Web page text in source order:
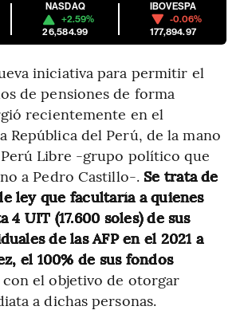
NASDAQ
+2.59%
26,584.99
IBOVESPA
-0.06%
177,894.97
iniciativa para permitir el
de pensiones de forma
recientemente en el
República del Perú, de la mano
Perú Libre -grupo político que
a Pedro Castillo-. Se trata de
ley que facultaría a quienes
UIT (17.600 soles) de sus
de las AFP en el 2021 a
el 100% de sus fondos
con el objetivo de otorgar
a dichas personas.